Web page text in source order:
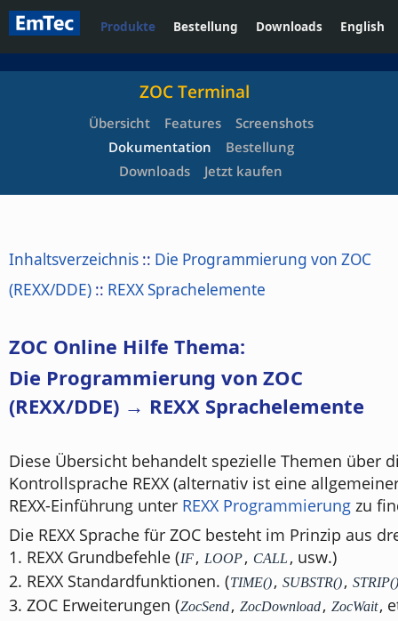
Produkte Bestellung Downloads English
ZOC Terminal
Übersicht Features
Screenshots
Dokumentation
Bestellung
Downloads
Jetzt kaufen
Inhaltsverzeichnis :: Die Programmierung von ZOC
(REXX/DDE) :: REXX Sprachelemente
ZOC Online Hilfe Thema:
Die Programmierung von ZOC
(REXX/DDE) → REXX Sprachelemente
Diese Übersicht behandelt spezielle Themen über
Kontrollsprache REXX (alternativ ist eine
REXX-Einführung unter REXX Programmierung zu
Die REXX Sprache für ZOC besteht im Prinzip aus
1. REXX Grundbefehle (IF, LOOP, CALL , usw.)
2. REXX Standardfunktionen. (TIME(), SUBSTR(), STRIP()
3. ZOC Erweiterungen (ZocSend, ZocDownload, ZocWait,